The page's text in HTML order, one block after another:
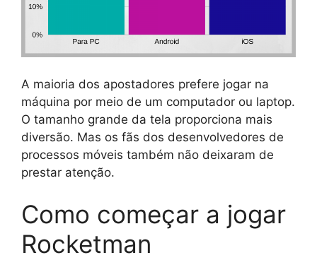
A maioria dos apostadores prefere jogar na
máquina por meio de um computador ou laptop.
O tamanho grande da tela proporciona mais
diversão. Mas os fãs dos desenvolvedores de
processos móveis também não deixaram de
prestar atenção.
Como começar a jogar
Rocketman